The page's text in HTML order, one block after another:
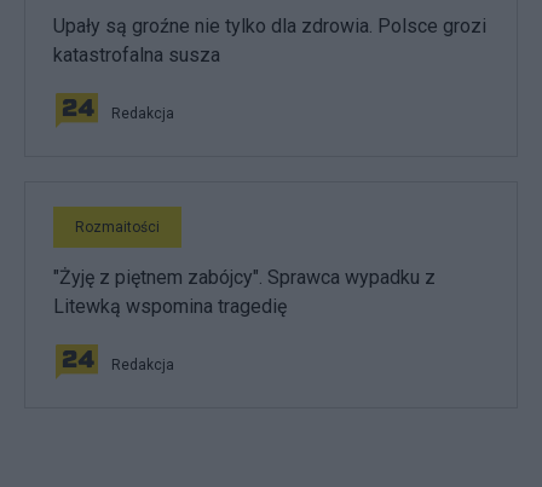
Upały są groźne nie tylko dla zdrowia. Polsce grozi
katastrofalna susza
Redakcja
Rozmaitości
"Żyję z piętnem zabójcy". Sprawca wypadku z
Litewką wspomina tragedię
Redakcja